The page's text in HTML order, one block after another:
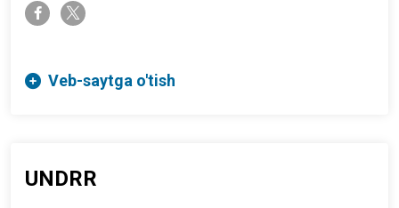
facebook-ftwitter-x
Veb-saytga o'tish
UNDRR